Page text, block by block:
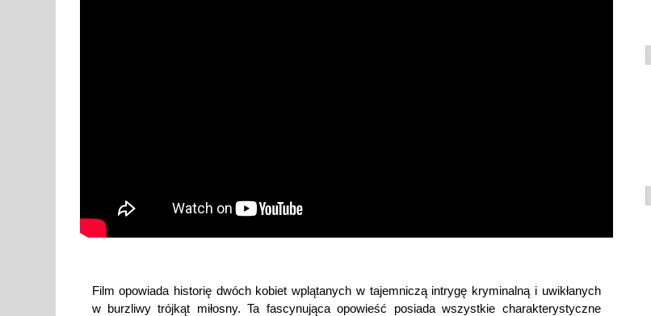
Film opowiada historię dwóch kobiet wplątanych w tajemniczą intrygę kryminalną i uwikłanych
w burzliwy trójkąt miłosny. Ta fascynująca opowieść posiada wszystkie charakterystyczne